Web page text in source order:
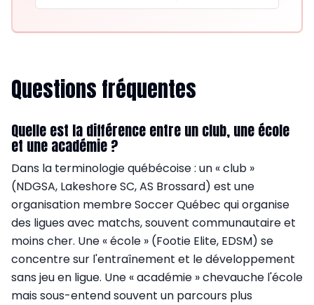
Questions fréquentes
Quelle est la différence entre un club, une école
et une académie ?
Dans la terminologie québécoise : un « club »
(NDGSA, Lakeshore SC, AS Brossard) est une
organisation membre Soccer Québec qui organise
des ligues avec matchs, souvent communautaire et
moins cher. Une « école » (Footie Elite, EDSM) se
concentre sur l'entraînement et le développement
sans jeu en ligue. Une « académie » chevauche l'école
mais sous-entend souvent un parcours plus